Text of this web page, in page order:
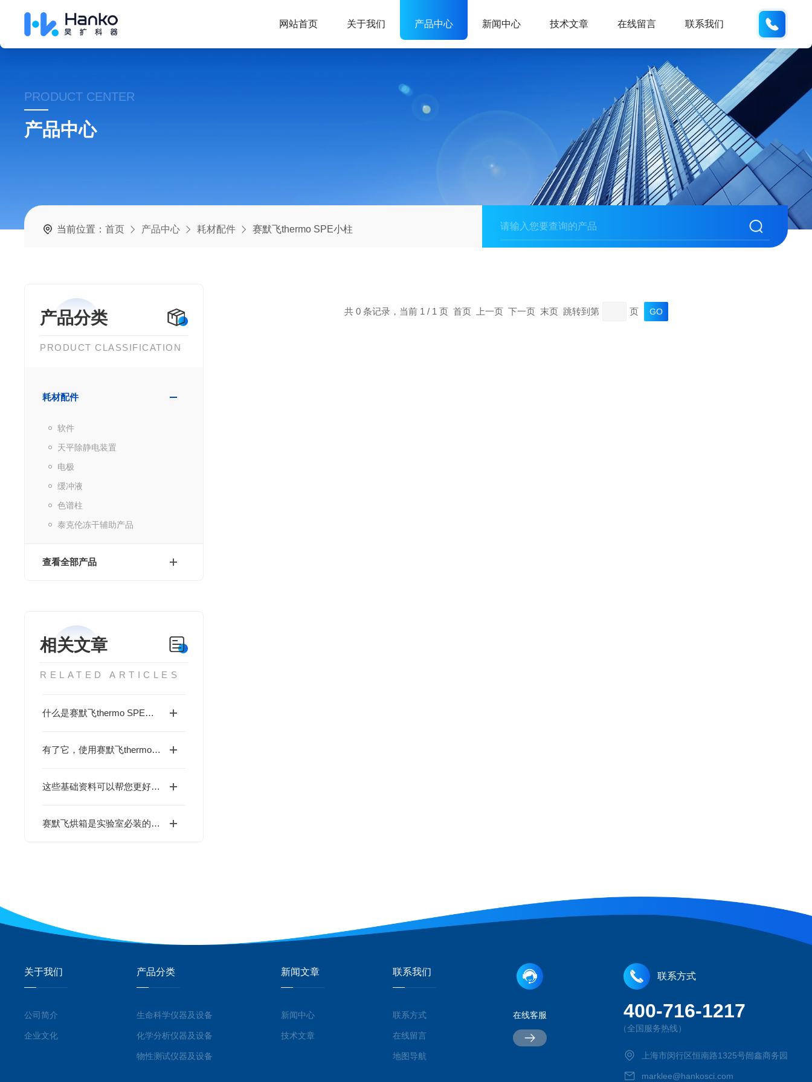
网站首页 关于我们 产品中心 新闻中心 技术文章 在线留言 联系我们
PRODUCT CENTER
产品中心
当前位置：首页 产品中心 耗材配件 赛默飞thermo SPE小柱
产品分类
PRODUCT CLASSIFICATION
耗材配件
软件
天平除静电装置
电极
缓冲液
色谱柱
泰克伦冻干辅助产品
查看全部产品
相关文章
RELATED ARTICLES
什么是赛默飞thermo SPE小柱，它有哪些特点？
有了它，使用赛默飞thermo SPE小柱更佳简单！
这些基础资料可以帮您更好的掌握赛默飞thermo SPE小柱
赛默飞烘箱是实验室必装的高效烘干工具
共 0 条记录，当前 1 / 1 页 首页 上一页 下一页 末页 跳转到第 页
关于我们
公司简介
企业文化
产品分类
生命科学仪器及设备
化学分析仪器及设备
物性测试仪器及设备
新闻文章
新闻中心
技术文章
联系我们
联系方式
在线留言
地图导航
在线客服
联系方式
400-716-1217
（全国服务热线）
上海市闵行区恒南路1325号闿鑫商务园
marklee@hankosci.com